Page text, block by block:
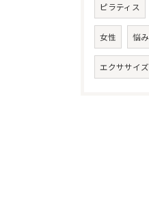
ピラティス
女性 悩み
エクササイズ